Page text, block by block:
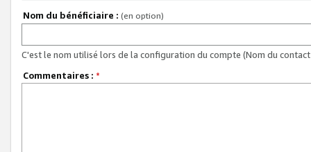
Nom du bénéficiaire : (en option)
C'est le nom utilisé lors de la configuration du compte (Nom du
Commentaires : *